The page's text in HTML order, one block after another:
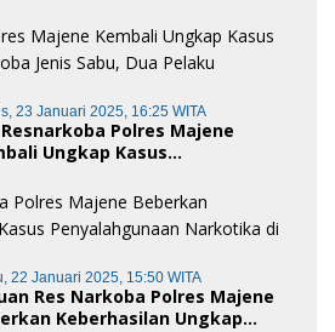
dan penggelapan di Polres
23 Januari 2025, 16:25 WITA
Polres Majene
Ungkap Kasus
Pelaku Diamankan
22 Januari 2025, 15:50 WITA
Res Narkoba Polres Majene
Keberhasilan Ungkap